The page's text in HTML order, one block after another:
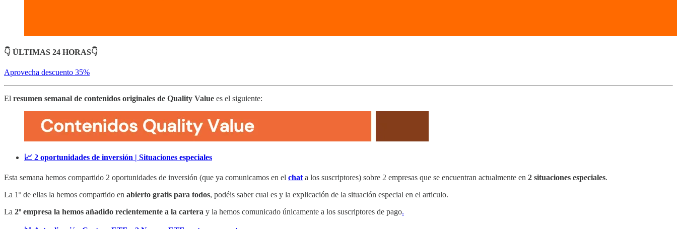
👇 ÚLTIMAS 24 HORAS👇
Aprovecha descuento 35%
El resumen semanal de contenidos originales de Quality Value es el siguiente:
📈 2 oportunidades de inversión | Situaciones especiales
Esta semana hemos compartido 2 oportunidades de inversión (que ya comunicamos en el chat a los suscriptores) sobre 2 empresas que se encuentran actualmente en 2 situaciones especiales.
La 1º de ellas la hemos compartido en abierto gratis para todos, podéis saber cual es y la explicación de la situación especial en el articulo.
La 2º empresa la hemos añadido recientemente a la cartera y la hemos comunicado únicamente a los suscriptores de pago.